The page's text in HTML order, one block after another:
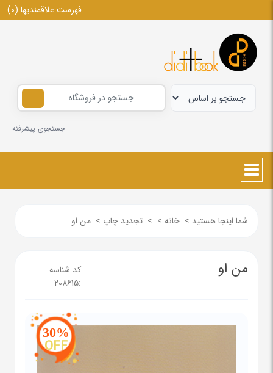
فهرست علاقمندیها (0)
جستجوی پیشرفته
شما اینجا هستید > خانه >
> تجدید چاپ > من او
من او
کد شناسه
:
208615
30%
OFF